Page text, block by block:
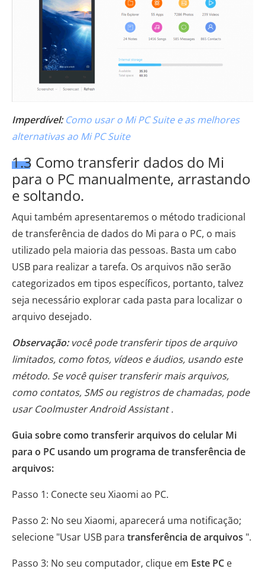
Imperdível: Como usar o Mi PC Suite e as melhores
alternativas ao Mi PC Suite
1.3 Como transferir dados do Mi
para o PC manualmente, arrastando
e soltando.
Aqui também apresentaremos o método tradicional
de transferência de dados do Mi para o PC, o mais
utilizado pela maioria das pessoas. Basta um cabo
USB para realizar a tarefa. Os arquivos não serão
categorizados em tipos específicos, portanto, talvez
seja necessário explorar cada pasta para localizar o
arquivo desejado.
Observação:você pode transferir tipos de arquivo
limitados, como fotos, vídeos e áudios, usando este
método. Se você quiser transferir mais arquivos,
como contatos, SMS ou registros de chamadas, pode
usar Coolmuster Android Assistant .
Guia sobre como transferir arquivos do celular Mi
para o PC usando um programa de transferência de
arquivos:
Passo 1: Conecte seu Xiaomi ao PC.
Passo 2: No seu Xiaomi, aparecerá uma notificação;
selecione "Usar USB para transferência de arquivos ".
Passo 3: No seu computador, clique em Este PC e